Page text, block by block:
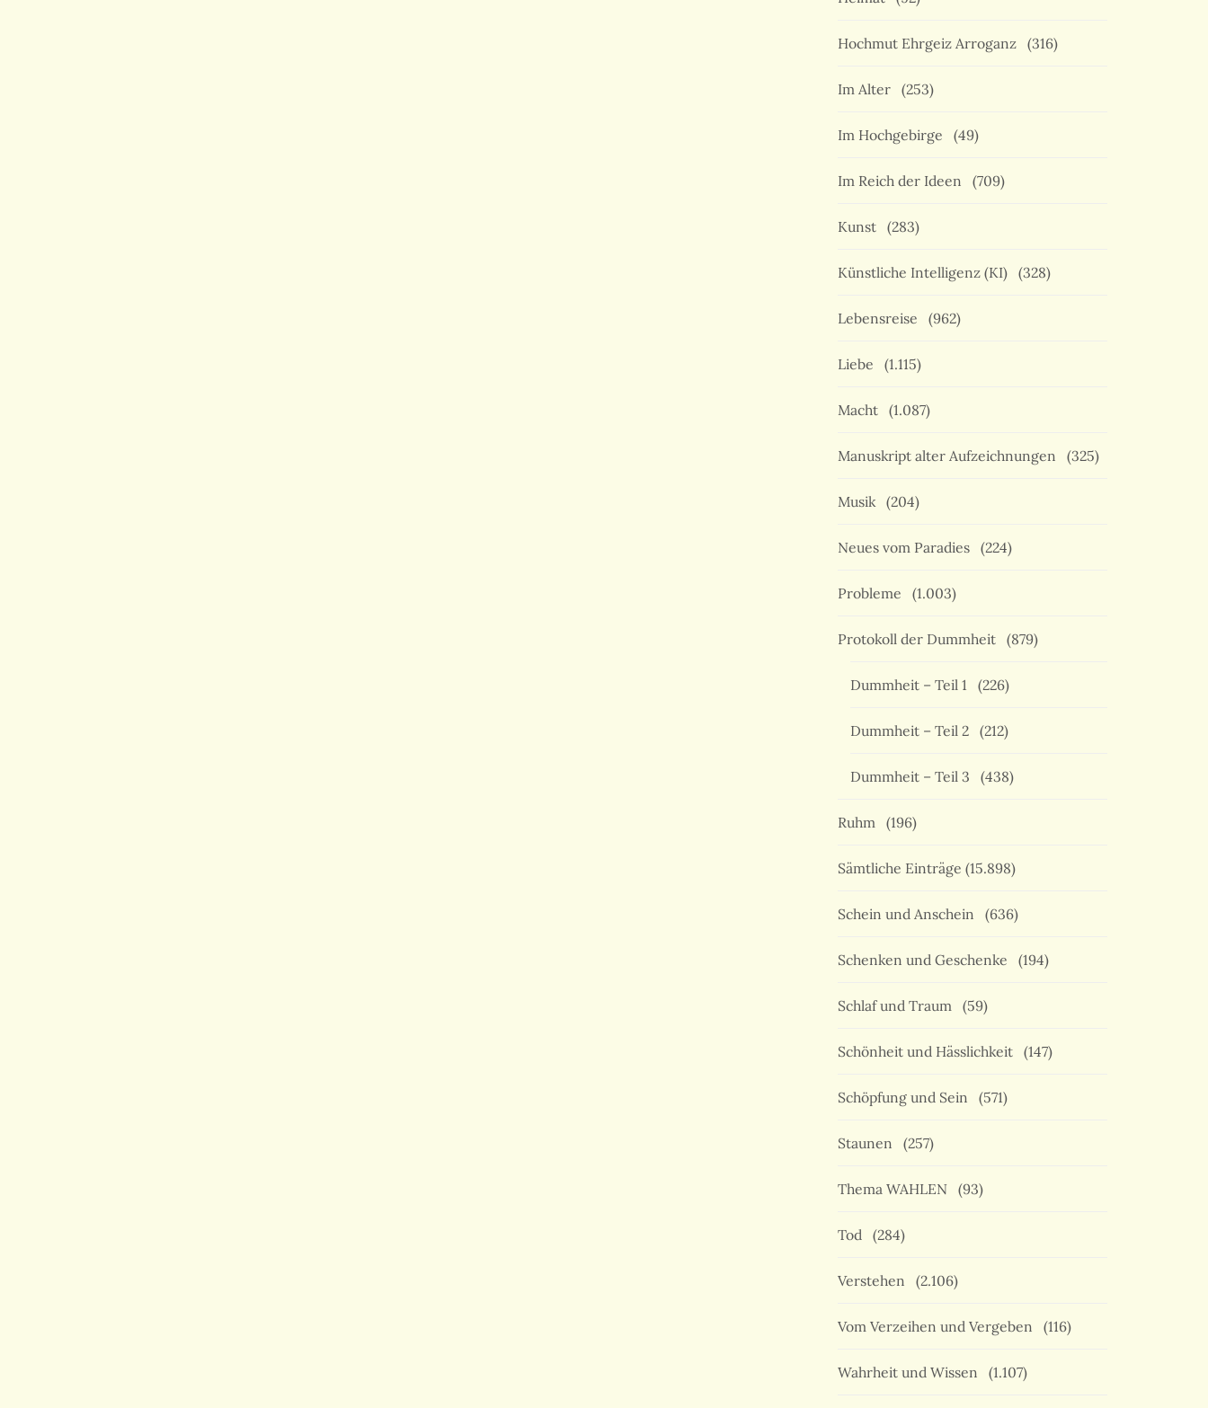
Hochmut Ehrgeiz Arroganz (316)
Im Alter (253)
Im Hochgebirge (49)
Im Reich der Ideen (709)
Kunst (283)
Künstliche Intelligenz (KI) (328)
Lebensreise (962)
Liebe (1.115)
Macht (1.087)
Manuskript alter Aufzeichnungen (325)
Musik (204)
Neues vom Paradies (224)
Probleme (1.003)
Protokoll der Dummheit (879)
Dummheit – Teil 1 (226)
Dummheit – Teil 2 (212)
Dummheit – Teil 3 (438)
Ruhm (196)
Sämtliche Einträge (15.898)
Schein und Anschein (636)
Schenken und Geschenke (194)
Schlaf und Traum (59)
Schönheit und Hässlichkeit (147)
Schöpfung und Sein (571)
Staunen (257)
Thema WAHLEN (93)
Tod (284)
Verstehen (2.106)
Vom Verzeihen und Vergeben (116)
Wahrheit und Wissen (1.107)